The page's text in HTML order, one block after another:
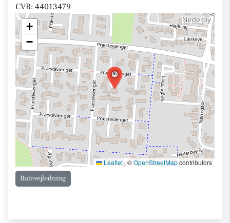
CVR: 44013479
+
−
Leaflet|©OpenStreetMapcontributors
Rutevejledning